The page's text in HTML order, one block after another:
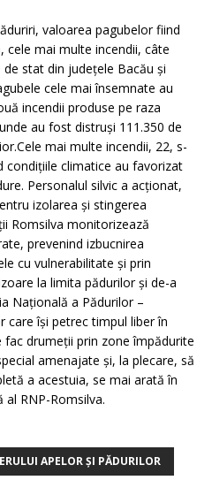
valoarea pagubelor fiind
cele mai multe incendii, câte
stat din județele Bacău și
cele mai însemnate au
incendii produse pe raza
au fost distruși 111.350 de
mai multe incendii, 22, s-
condițiile climatice au favorizat
Personalul silvic a acționat,
izolarea și stingerea
Romsilva monitorizează
prevenind izbucnirea
cu vulnerabilitate și prin
la limita pădurilor și de-a
Națională a Pădurilor –
care își petrec timpul liber în
drumeții prin zone împădurite
amenajate și, la plecare, să
a acestuia, se mai arată în
RNP-Romsilva.
APELOR ȘI PĂDURILOR